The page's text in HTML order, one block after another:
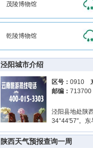
茂陵博物馆
乾陵博物馆
泾阳城市介绍
区号： 0910
邮编：
泾阳县地处陕
34°44′57″。
陕西天气预报查询一周